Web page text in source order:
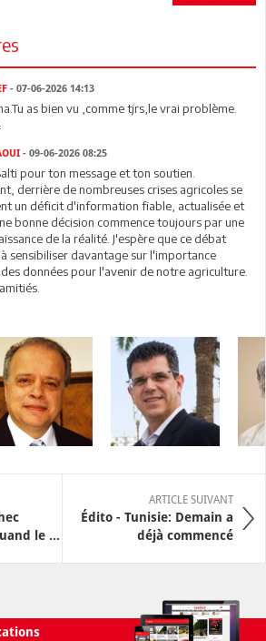
- 07-06-2026 14:13
as bien vu ,comme tjrs,le vrai problème.
- 09-06-2026 08:25
pour ton message et ton soutien.
derrière de nombreuses crises agricoles se
un déficit d'information fiable, actualisée et
bonne décision commence toujours par une
de la réalité. J'espère que ce débat
sensibiliser davantage sur l'importance
données pour l'avenir de notre agriculture.
le ...
ARTICLE SUIVANT
Édito - Tunisie: Demain a
déjà commencé